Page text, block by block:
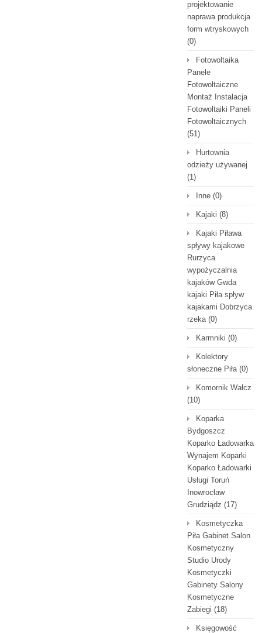
projektowanie
naprawa produkcja
form wtryskowych
(0)
Fotowoltaika
Panele
Fotowoltaiczne
Montaż Instalacja
Fotowoltaiki Paneli
Fotowoltaicznych
(51)
Hurtownia
odzieży używanej
(1)
Inne (0)
Kajaki (8)
Kajaki Piława
spływy kajakowe
Rurzyca
wypożyczalnia
kajaków Gwda
kajaki Piła spływ
kajakami Dobrzyca
rzeka(0)
Karmniki (0)
Kolektory
słoneczne Piła(0)
Komornik Wałcz
(10)
Koparka
Bydgoszcz
Koparko Ładowarka
Wynajem Koparki
Koparko Ładowarki
Usługi Toruń
Inowrocław
Grudziądz (17)
Kosmetyczka
Piła Gabinet Salon
Kosmetyczny
Studio Urody
Kosmetyczki
Gabinety Salony
Kosmetyczne
Zabiegi (18)
Księgowość